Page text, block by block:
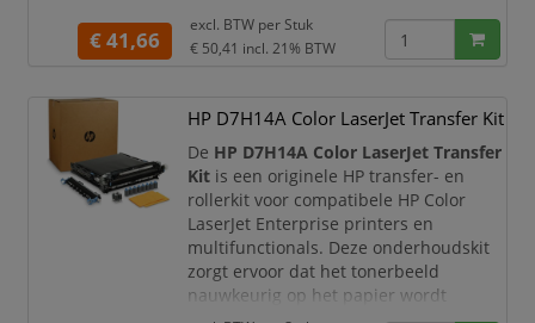
nauwkeurig worden afgedrukt.
Brother
Zorgt dat uw laserprinter
optimaal blijft presteren
Geschikt voor: HL-L8260CDW,
MFC-L9570
€ 41,66
excl. BTW per Stuk
€ 50,41 incl. 21% BTW
HP D7H14A Color LaserJet Transfer Kit
De HP D7H14A Color LaserJet Transfer
Kit is een originele HP transfer- en
rollerkit voor compatibele HP Color
LaserJet Enterprise printers en
multifunctionals. Deze onderhoudskit
zorgt ervoor dat het tonerbeeld
nauwkeurig op het papier wordt